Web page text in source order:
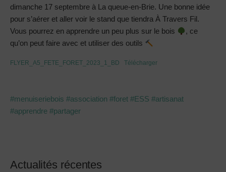
dimanche 17 septembre à La queue-en-Brie. Une bonne idée
pour s’aérer et aller voir le stand que tiendra À Travers Fil.
Vous pourrez en apprendre un peu plus sur le bois
, ce
qu’on peut faire avec et utiliser des outils
FLYER_A5_FETE_FORET_2023_1_BD Télécharger
#menuiseriebois #association #foret #ESS #artisanat
#apprendre #partager
Actualités récentes